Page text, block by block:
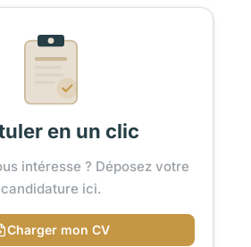
en un clic
intéresse ? Déposez votre
candidature ici.
Charger mon CV